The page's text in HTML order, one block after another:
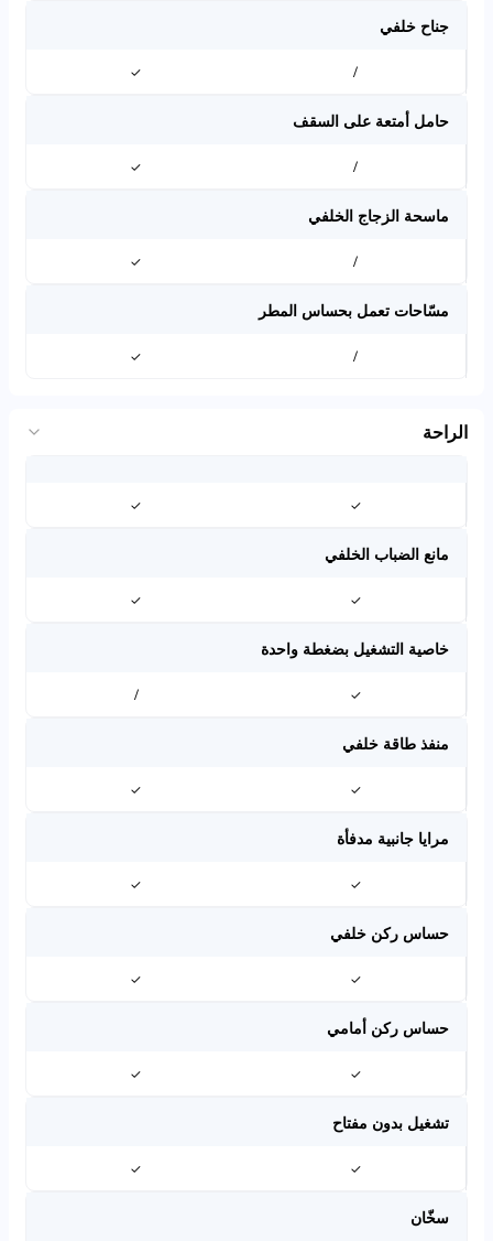
جناح خلفي
/
✓
حامل أمتعة على السقف
/
✓
ماسحة الزجاج الخلفي
/
✓
مسّاحات تعمل بحساس المطر
/
✓
الراحة
✓
✓
مانع الضباب الخلفي
✓
✓
خاصية التشغيل بضغطة واحدة
✓
/
منفذ طاقة خلفي
✓
✓
مرايا جانبية مدفأة
✓
✓
حساس ركن خلفي
✓
✓
حساس ركن أمامي
✓
✓
تشغيل بدون مفتاح
✓
✓
سخّان